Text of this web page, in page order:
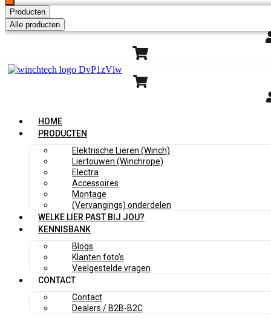
Producten
Alle producten
HOME
PRODUCTEN
Elektrische Lieren (Winch)
Liertouwen (Winchrope)
Electra
Accessoires
Montage
(Vervangings) onderdelen
WELKE LIER PAST BIJ JOU?
KENNISBANK
Blogs
Klanten foto’s
Veelgestelde vragen
CONTACT
Contact
Dealers / B2B-B2C